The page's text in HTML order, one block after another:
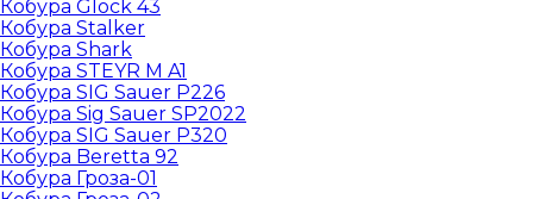
Кобура Glock 43
Кобура Stalker
Кобура Shark
Кобура STEYR M A1
Кобура SIG Sauer P226
Кобура Sig Sauer SP2022
Кобура SIG Sauer P320
Кобура Beretta 92
Кобура Гроза-01